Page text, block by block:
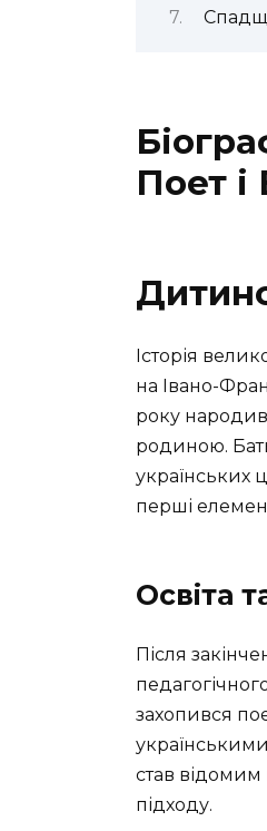
Поет
Історія
на Івано-
року
родиною.
українських
перші
Освіта
Після
захопився
став
підходу.